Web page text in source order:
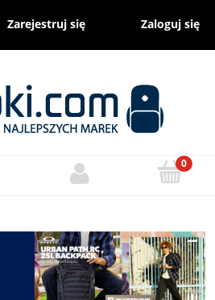
Zarejestruj się Zaloguj się